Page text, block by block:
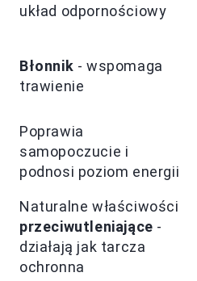
układ odpornościowy
Błonnik - wspomaga
trawienie
Poprawia
samopoczucie i
podnosi poziom energii
Naturalne właściwości
przeciwutleniające -
działają jak tarcza
ochronna